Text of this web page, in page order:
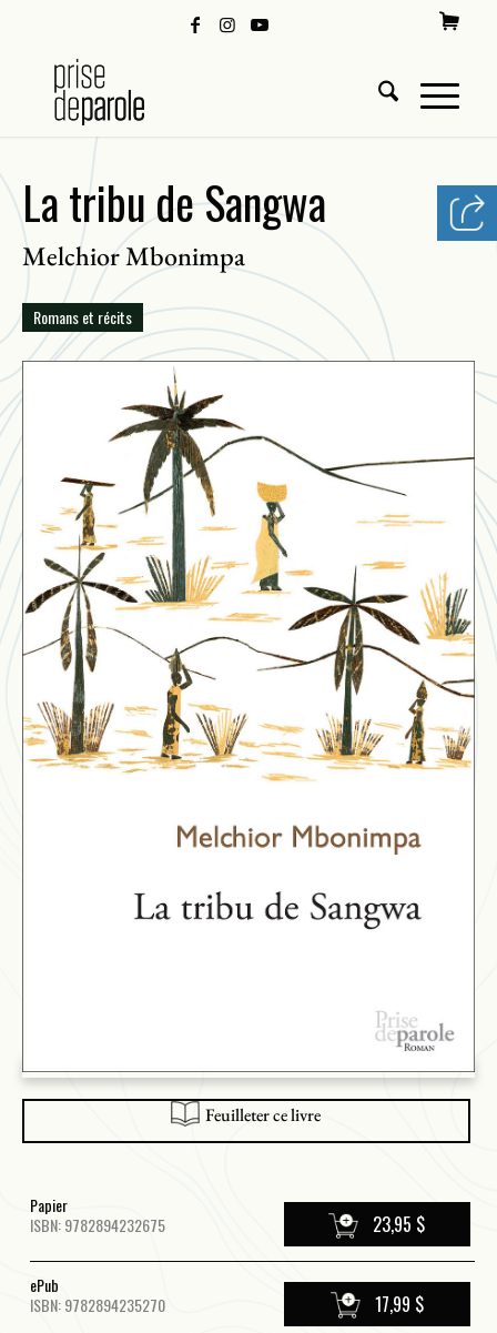
La tribu de Sangwa
Melchior Mbonimpa
Romans et récits
Feuilleter ce livre
Papier
ISBN: 9782894232675
23,95 $
ePub
ISBN: 9782894235270
17,99 $